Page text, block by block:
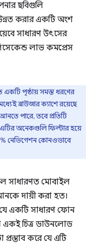
ছবিগুলি
করার একটি অংশ
সাধারণ উৎসের
লাভ কমপ্রেস
একটি পৃষ্ঠায় সমস্ত ধরণের
ব্রাউজার ক্যাশে রয়েছে
পারে, তবে প্রতিটি
অনেকগুলি ফিল্টার হয়ে
নেভিগেশন কোনওভাবে
সাধারণত মোবাইল
দায়ী করা হত।
একটি সাধারণ ফোন
একই চিত্র ডাউনলোড
করে যে এটি